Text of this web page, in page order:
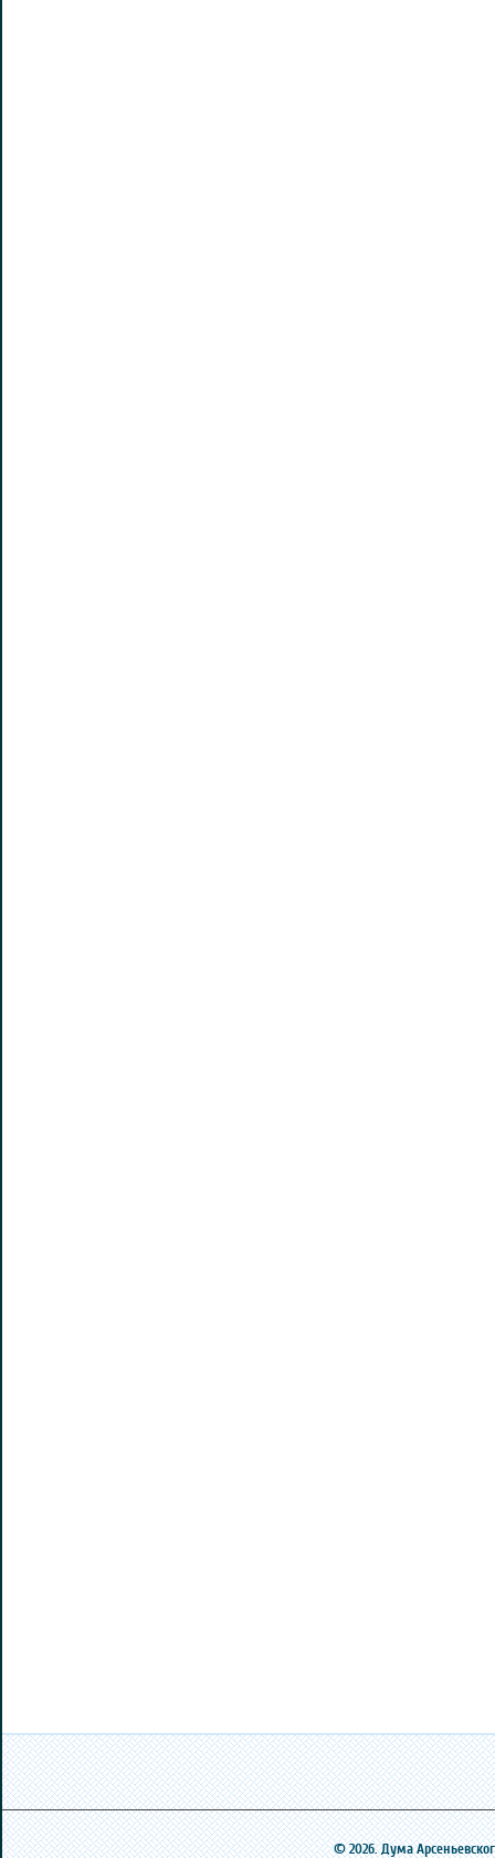
© 2026. Дума